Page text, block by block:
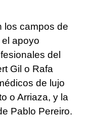
los campos de
apoyo
del
Gil o Rafa
de lujo
o Arriaza, y la
Pablo Pereiro.